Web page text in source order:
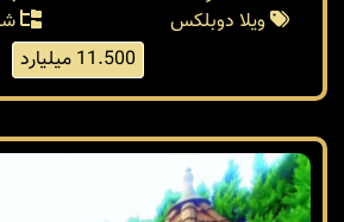
ویلا دوبلکس
11.500 میلیارد